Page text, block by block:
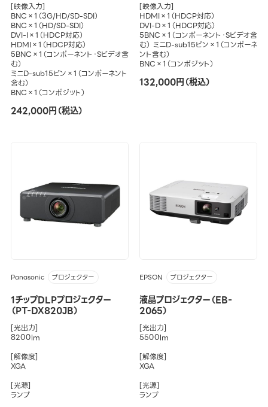
[映像入力]
BNC×1（3G/HD/SD-SDI）
BNC×1（HD/SD-SDI）
DVI-I×1（HDCP対応）
HDMI×1（HDCP対応）
5BNC×1（コンポーネント・Sビデオ含
む）
ミニD-sub15ピン×1（コンポーネント
含む）
BNC×1（コンポジット）
242,000円（税込）
[映像入力]
HDMI×1（HDCP対応）
DVI-D×1（HDCP対応）
5BNC×1（コンポーネント・Sビデオ含
む） ミニD-sub15ピン×1（コンポーネ
ント含む）
BNC×1（コンポジット）
132,000円（税込）
Panasonic プロジェクター
1チップDLPプロジェクター
（PT-DX820JB）
[光出力]
8200lm
[解像度]
XGA
[光源]
ランプ
EPSON プロジェクター
液晶プロジェクター（EB-
2065）
[光出力]
5500lm
[解像度]
XGA
[光源]
ランプ